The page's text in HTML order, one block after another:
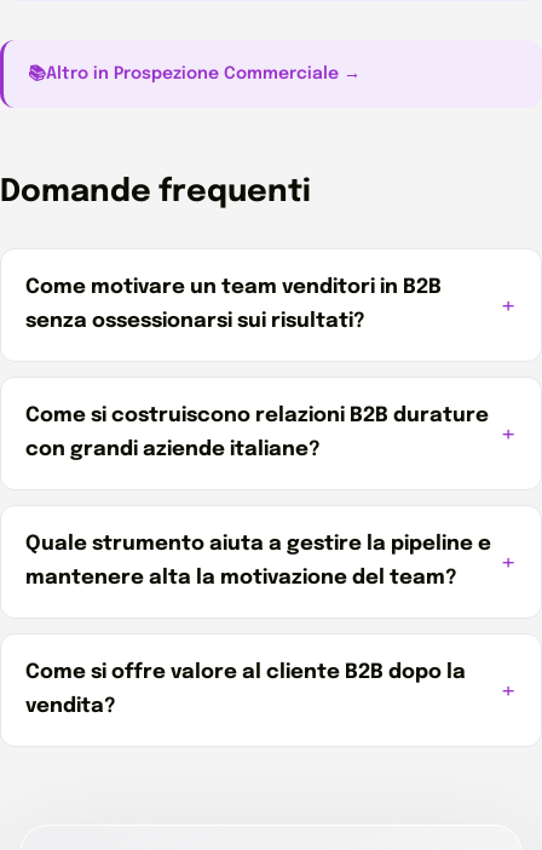
📚Altro in Prospezione Commerciale →
Domande frequenti
Come motivare un team venditori in B2B
senza ossessionarsi sui risultati?
Come si costruiscono relazioni B2B durature
con grandi aziende italiane?
Quale strumento aiuta a gestire la pipeline e
mantenere alta la motivazione del team?
Come si offre valore al cliente B2B dopo la
vendita?